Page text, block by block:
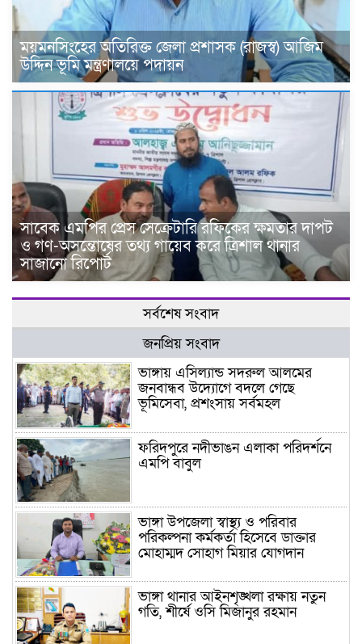
ময়মনসিংহের অতিরিক্ত জেলা প্রশাসক (রাজস্ব) আজিম
উদ্দিন ভূমি মন্ত্রণালয়ে পদায়ন
সাবেক এমপির প্রেস সেক্রেটারি রফিকের ক্ষমতার দাপট
ও গণ-অসন্তোষের তথ্য গায়েব করে ত্রিশাল থানার
সাজানো রিপোর্ট
সর্বশেষ সংবাদ
জনপ্রিয় সংবাদ
ভাঙ্গায় এসিল্যান্ড সদরুল আলমের
জনবান্ধব উদ্যোগে বদলে গেছে
ভূমিসেবা, প্রশংসায় সর্বমহল
ফরিদপুরে নদীভাঙন এলাকা পরিদর্শনে
এমপি বাবুল
ভাঙ্গা উপজেলা স্বাস্থ্য ও পরিবার
পরিকল্পনা কর্মকর্তা হিসেবে ডাক্তার
মোহাম্মদ সোহাগ মিয়ার যোগদান
ভাঙ্গা থানার আইনশৃঙ্খলা রক্ষায় নতুন
গতি, শীর্ষে ওসি মিজানুর রহমান